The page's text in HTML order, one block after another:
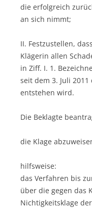
die erfolgreich
an sich nimmt;
II. Festzustellen,
Klägerin allen
in Ziff. I. 1.
seit dem 3. Juli
entstehen wird.
Die Beklagte
die Klage
hilfsweise:
das Verfahren bis
über die gegen das
Nichtigkeitsklage